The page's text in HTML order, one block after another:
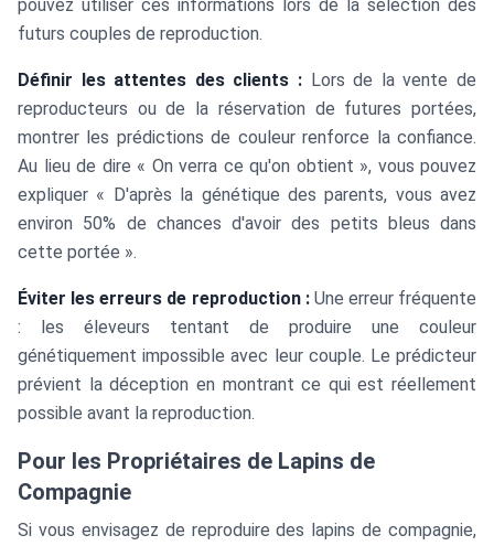
pouvez utiliser ces informations lors de la sélection des
futurs couples de reproduction.
Définir les attentes des clients : Lors de la vente de
reproducteurs ou de la réservation de futures portées,
montrer les prédictions de couleur renforce la confiance.
Au lieu de dire « On verra ce qu'on obtient », vous pouvez
expliquer « D'après la génétique des parents, vous avez
environ 50% de chances d'avoir des petits bleus dans
cette portée ».
Éviter les erreurs de reproduction :Une erreur fréquente
: les éleveurs tentant de produire une couleur
génétiquement impossible avec leur couple. Le prédicteur
prévient la déception en montrant ce qui est réellement
possible avant la reproduction.
Pour les Propriétaires de Lapins de
Compagnie
Si vous envisagez de reproduire des lapins de compagnie,